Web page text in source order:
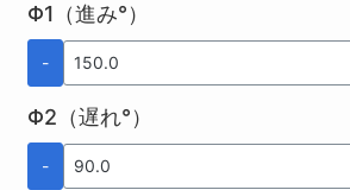
Φ1（進み°）
-
Φ2（遅れ°）
-